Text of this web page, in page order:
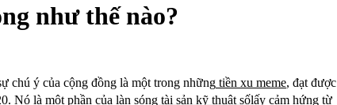
như thế nào?
chú ý của cộng đồng là một trong những tiền xu meme, đạt được
Nó là một phần của làn sóng tài sản kỹ thuật sốlấy cảm hứng từ